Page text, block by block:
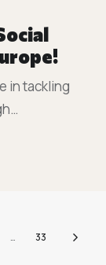
in tackling
… 33